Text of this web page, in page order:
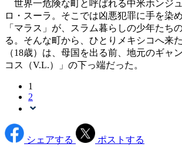
世界一危険な町と呼ばれる中米ホンジ
ロ・スーラ。そこでは凶悪犯罪に手を染
「マラス」が、スラム暮らしの少年たち
る。そんな町から、ひとりメキシコへ来
（18歳）は、母国を出る前、地元のギャ
コス（V.L.）」の下っ端だった。
1
2
シェアする
ポストする